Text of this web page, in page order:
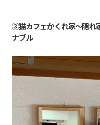
③猫カフェかくれ家〜隠れ
ナブル